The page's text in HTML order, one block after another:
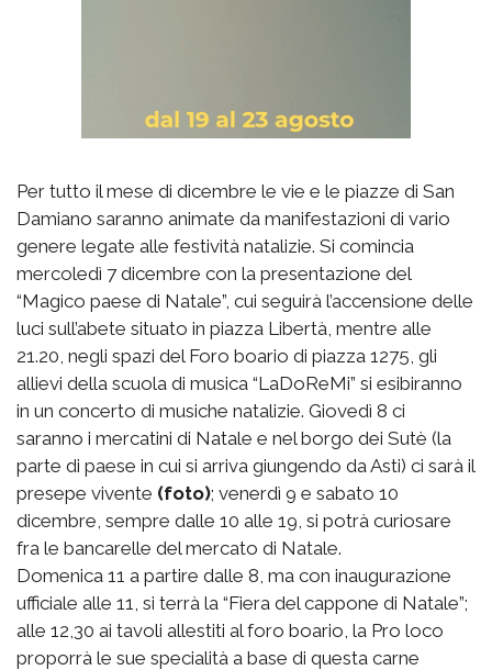
Per tutto il mese di dicembre le vie e le piazze di San
Damiano saranno animate da manifestazioni di vario
genere legate alle festività natalizie. Si comincia
mercoledì 7 dicembre con la presentazione del
“Magico paese di Natale”, cui seguirà l’accensione delle
luci sull’abete situato in piazza Libertà, mentre alle
21.20, negli spazi del Foro boario di piazza 1275, gli
allievi della scuola di musica “LaDoReMi” si esibiranno
in un concerto di musiche natalizie. Giovedì 8 ci
saranno i mercatini di Natale e nel borgo dei Sutè (la
parte di paese in cui si arriva giungendo da Asti) ci sarà il
presepe vivente (foto); venerdì 9 e sabato 10
dicembre, sempre dalle 10 alle 19, si potrà curiosare
fra le bancarelle del mercato di Natale.
Domenica 11 a partire dalle 8, ma con inaugurazione
ufficiale alle 11, si terrà la “Fiera del cappone di Natale”;
alle 12,30 ai tavoli allestiti al foro boario, la Pro loco
proporrà le sue specialità a base di questa carne